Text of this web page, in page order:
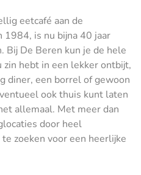
eetcafé aan de
is nu bijna 40 jaar
Bij De Beren kun je de hele
zin hebt in een lekker ontbijt,
diner, een borrel of gewoon
ook thuis kunt laten
allemaal. Met meer dan
door heel
zoeken voor een heerlijke